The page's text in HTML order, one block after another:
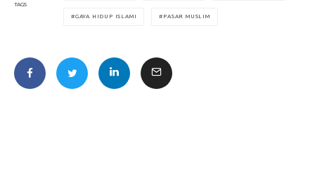
TAGS
GAYA HIDUP ISLAMI PASAR MUSLIM